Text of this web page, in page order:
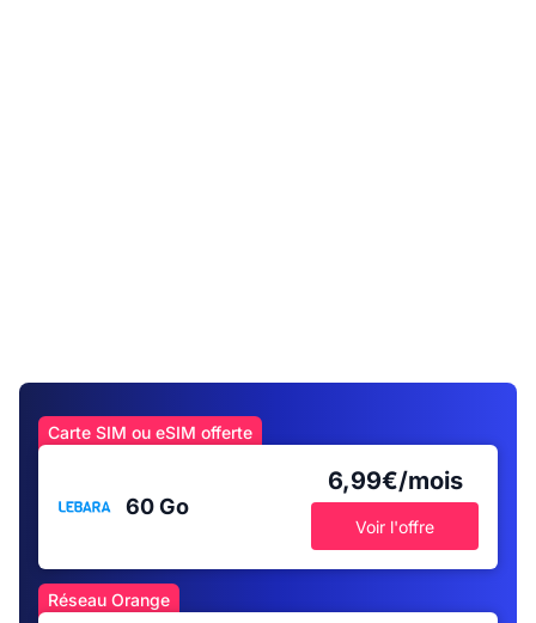
Carte SIM ou eSIM offerte
60 Go
6,99€/mois
Voir l'offre
Réseau Orange